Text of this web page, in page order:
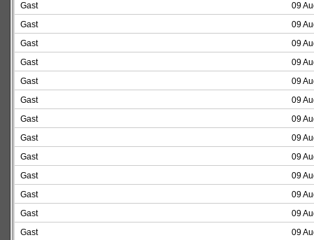
Gast
09
Gast
09
Gast
09
Gast
09
Gast
09
Gast
09
Gast
09
Gast
09
Gast
09
Gast
09
Gast
09
Gast
09
Gast
09